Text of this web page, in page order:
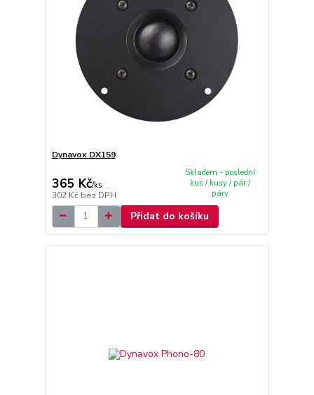
Dynavox DX159
365 Kč/ks
302 Kč bez DPH
Skladem - poslední
kus / kusy / pár /
páry
Přidat do košíku